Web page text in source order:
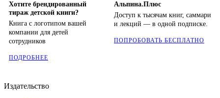
Хотите брендированный
тираж детской книги?
Книга с логотипом вашей
компании для детей
сотрудников
ПОДРОБНЕЕ
Альпина.Плюс
Доступ к тысячам книг, саммари
и лекций — в одной подписке.
ПОПРОБОВАТЬ БЕСПЛАТНО
Издательство